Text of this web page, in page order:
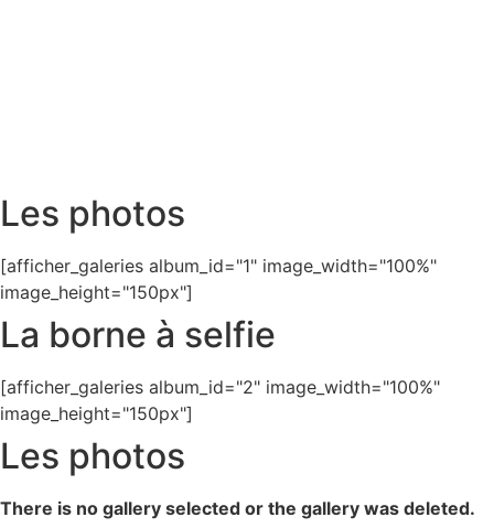
Les photos
[afficher_galeries album_id="1" image_width="100%"
image_height="150px"]
La borne à selfie
[afficher_galeries album_id="2" image_width="100%"
image_height="150px"]
Les photos
There is no gallery selected or the gallery was deleted.